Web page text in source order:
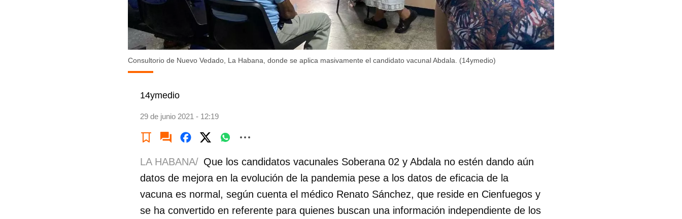
Consultorio de Nuevo Vedado, La Habana, donde se aplica masivamente el candidato vacunal Abdala. (14ymedio)
14ymedio
29 de junio 2021 - 12:19
LA HABANA/ Que los candidatos vacunales Soberana 02 y Abdala no estén dando aún
datos de mejora en la evolución de la pandemia pese a los datos de eficacia de la
vacuna es normal, según cuenta el médico Renato Sánchez, que reside en Cienfuegos y
se ha convertido en referente para quienes buscan una información independiente de los